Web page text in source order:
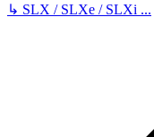
↳ SLX / SLXe / SLXi ...